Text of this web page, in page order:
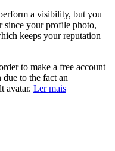
a visibility, but you
since your profile photo,
keeps your reputation
to make a free account
to the fact an
avatar. Ler mais